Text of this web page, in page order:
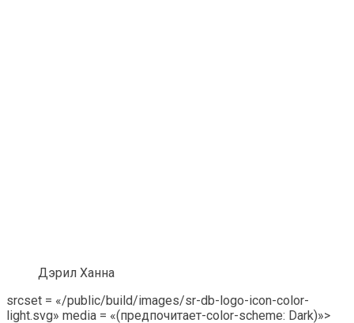
Дэрил Ханна
srcset = «/public/build/images/sr-db-logo-icon-color-
light.svg» media = «(предпочитает-color-scheme: Dark)»>